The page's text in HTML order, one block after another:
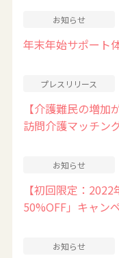
お知らせ
年末年始サポート
プレスリリース
【介護難民の増
訪問介護マッチン
お知らせ
【初回限定：
50%OFF」キャン
お知らせ